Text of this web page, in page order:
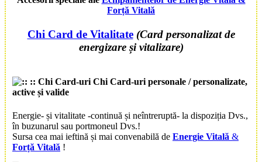
Forță Vitală
Chi Card de Vitalitate (Card personalizat de
energizare și vitalizare)
Chi Card-uri personale / personalizate,
active și valide
Energie- și vitalitate -continuă și neîntreruptă- la dispoziția Dvs.,
în buzunarul sau portmoneul Dvs.!
Sursa cea mai ieftină și mai convenabilă de Energie Vitală &
Forță Vitală !